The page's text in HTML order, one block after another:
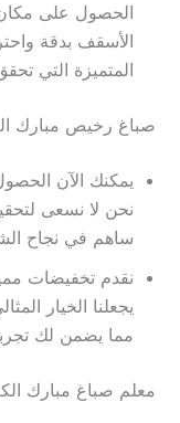
الحصول على مكان
الأسقف بدقة
المتميزة التي
صباغ رخيص مبارك
يمكنك الآن
نحن لا نسعى
ساهم في نجاح
نقدم تخفيضات
يجعلنا الخيار
مما يضمن لك
معلم صباغ مبارك